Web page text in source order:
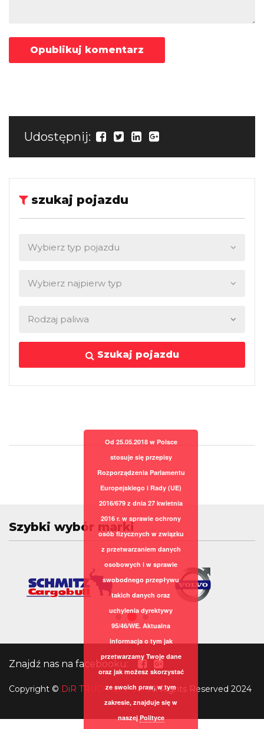
Udostępnij:
szukaj pojazdu
Szukaj pojazdu
Szybki wybór marki
Znajdź nas na facebooku:
Copyright © DiR TRUCK sp. z o.o.All Rights Reserved 2024
Od 25.05.2018 w Polsce
stosuje się przepisy
Rozporządzenia Parlamentu
Europejskiego i Rady (UE)
2016/679 z dnia 27 kwietnia
2016 r. w sprawie ochrony
osób fizycznych w związku
z przetwarzaniem danych
osobowych i w sprawie
swobodnego przepływu
takich danych oraz
uchylenia dyrektywy
95/46/WE. Aktualna
informacja o tym jak
przetwarzamy Twoje dane
oraz jak możesz skorzystać
ze swoich praw, w tym
zakresie, znajduje się w
naszejPolityce